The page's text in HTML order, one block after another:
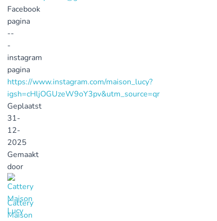
Facebook
pagina
--
-
instagram
pagina
https://www.instagram.com/maison_lucy?
igsh=cHljOGUzeW9oY3pv&utm_source=qr
Geplaatst
31-
12-
2025
Gemaakt
door
Cattery
Maison